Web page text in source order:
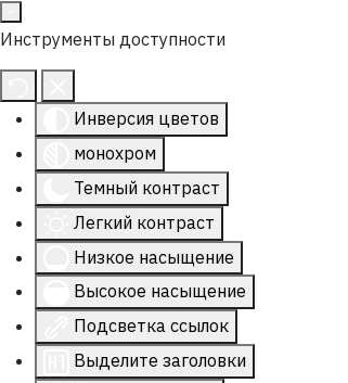
Инструменты доступности
Инверсия цветов
монохром
Темный контраст
Легкий контраст
Низкое насыщение
Высокое насыщение
Подсветка ссылок
Выделите заголовки